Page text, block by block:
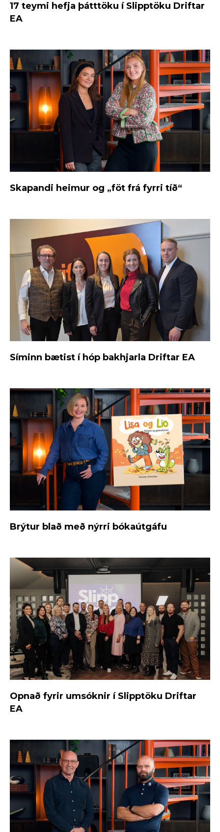
17 teymi hefja þátttöku í Slipptöku Driftar
EA
Skapandi heimur og „föt frá fyrri tíð“
Síminn bætist í hóp bakhjarla Driftar EA
Brýtur blað með nýrri bókaútgáfu
Opnað fyrir umsóknir í Slipptöku Driftar
EA